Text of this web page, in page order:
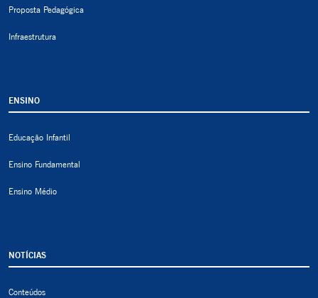
Proposta Pedagógica
Infraestrutura
ENSINO
Educação Infantil
Ensino Fundamental
Ensino Médio
NOTÍCIAS
Conteúdos